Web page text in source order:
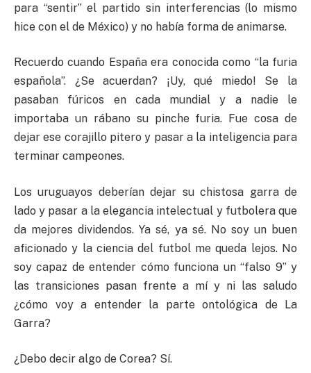
para “sentir” el partido sin interferencias (lo mismo
hice con el de México) y no había forma de animarse.
Recuerdo cuando España era conocida como “la furia
española”. ¿Se acuerdan? ¡Uy, qué miedo! Se la
pasaban fúricos en cada mundial y a nadie le
importaba un rábano su pinche furia. Fue cosa de
dejar ese corajillo pitero y pasar a la inteligencia para
terminar campeones.
Los uruguayos deberían dejar su chistosa garra de
lado y pasar a la elegancia intelectual y futbolera que
da mejores dividendos. Ya sé, ya sé. No soy un buen
aficionado y la ciencia del futbol me queda lejos. No
soy capaz de entender cómo funciona un “falso 9” y
las transiciones pasan frente a mí y ni las saludo
¿cómo voy a entender la parte ontológica de La
Garra?
¿Debo decir algo de Corea? Sí.